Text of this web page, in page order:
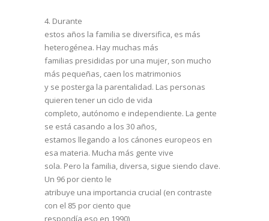
4. Durante
estos años la familia se diversifica, es más
heterogénea. Hay muchas más
familias presididas por una mujer, son mucho
más pequeñas, caen los matrimonios
y se posterga la parentalidad. Las personas
quieren tener un ciclo de vida
completo, autónomo e independiente. La gente
se está casando a los 30 años,
estamos llegando a los cánones europeos en
esa materia. Mucha más gente vive
sola. Pero la familia, diversa, sigue siendo clave.
Un 96 por ciento le
atribuye una importancia crucial (en contraste
con el 85 por ciento que
respondía eso en 1990)